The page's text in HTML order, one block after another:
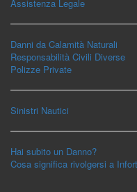
Assistenza Legale
Danni da Calamità Naturali
Responsabilità Civili Diverse
Polizze Private
Sinistri Nautici
Hai subito un Danno?
Cosa significa rivolgersi a